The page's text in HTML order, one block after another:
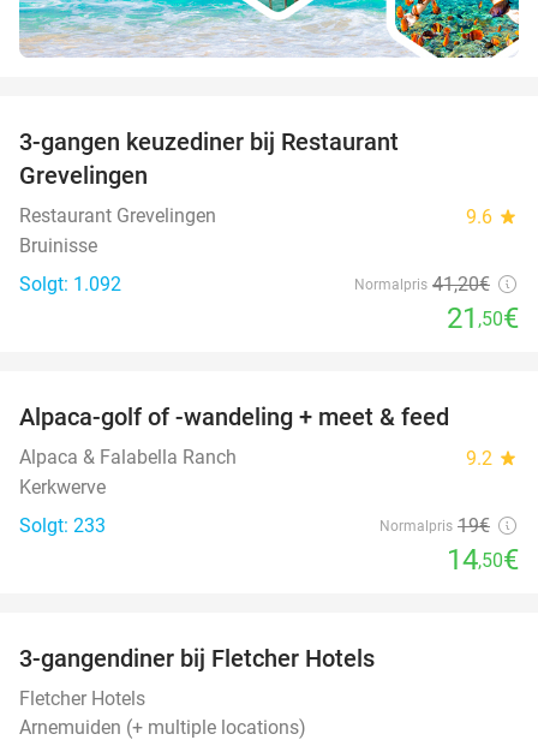
3-gangen keuzediner bij Restaurant
Grevelingen
Restaurant Grevelingen 9.6 star
Bruinisse
Solgt: 1.092
Normalpris 41,20€
21 ,50€
Alpaca-golf of -wandeling + meet & feed
Alpaca & Falabella Ranch 9.2 star
Kerkwerve
Solgt: 233
Normalpris 19€
14,50€
3-gangendiner bij Fletcher Hotels
Fletcher Hotels
Arnemuiden (+ multiple locations)